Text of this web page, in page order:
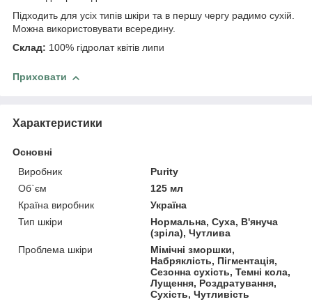
Підходить для усіх типів шкіри та в першу чергу радимо сухій.
Можна використовувати всередину.
Склад: 100% гідролат квітів липи
Приховати
Характеристики
Основні
Виробник
Purity
Об`єм
125 мл
Країна виробник
Україна
Тип шкіри
Нормальна, Суха, В'януча
(зріла), Чутлива
Проблема шкіри
Мімічні зморшки,
Набряклість, Пігментація,
Сезонна сухість, Темні кола,
Лущення, Роздратування,
Сухість, Чутливість